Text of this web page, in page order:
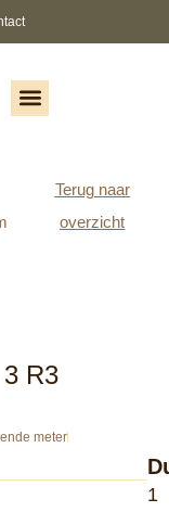
Terug naar
overzicht
R3
meter
1